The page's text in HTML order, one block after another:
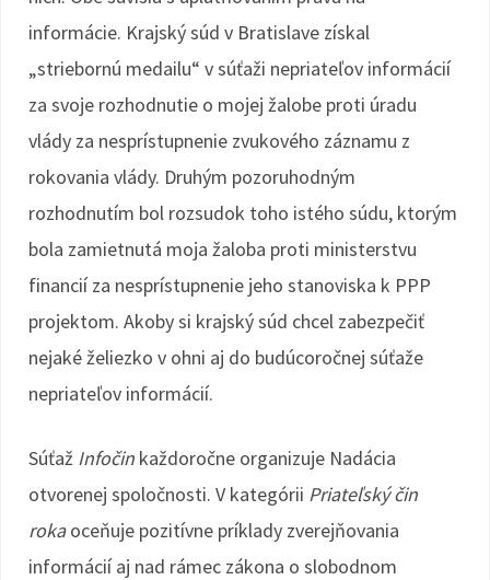
informácie. Krajský súd v Bratislave získal
„striebornú medailu“ v súťaži nepriateľov informácií
za svoje rozhodnutie o mojej žalobe proti úradu
vlády za nesprístupnenie zvukového záznamu z
rokovania vlády. Druhým pozoruhodným
rozhodnutím bol rozsudok toho istého súdu, ktorým
bola zamietnutá moja žaloba proti ministerstvu
financií za nesprístupnenie jeho stanoviska k PPP
projektom. Akoby si krajský súd chcel zabezpečiť
nejaké želiezko v ohni aj do budúcoročnej súťaže
nepriateľov informácií.
Súťaž Infočin každoročne organizuje Nadácia
otvorenej spoločnosti. V kategórii Priateľský čin
rokaoceňuje pozitívne príklady zverejňovania
informácií aj nad rámec zákona o slobodnom